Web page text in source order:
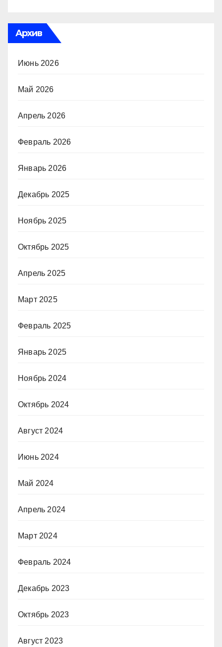
Архив
Июнь 2026
Май 2026
Апрель 2026
Февраль 2026
Январь 2026
Декабрь 2025
Ноябрь 2025
Октябрь 2025
Апрель 2025
Март 2025
Февраль 2025
Январь 2025
Ноябрь 2024
Октябрь 2024
Август 2024
Июнь 2024
Май 2024
Апрель 2024
Март 2024
Февраль 2024
Декабрь 2023
Октябрь 2023
Август 2023